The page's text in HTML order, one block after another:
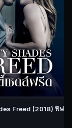
Freed (2018) ฟิฟตี้